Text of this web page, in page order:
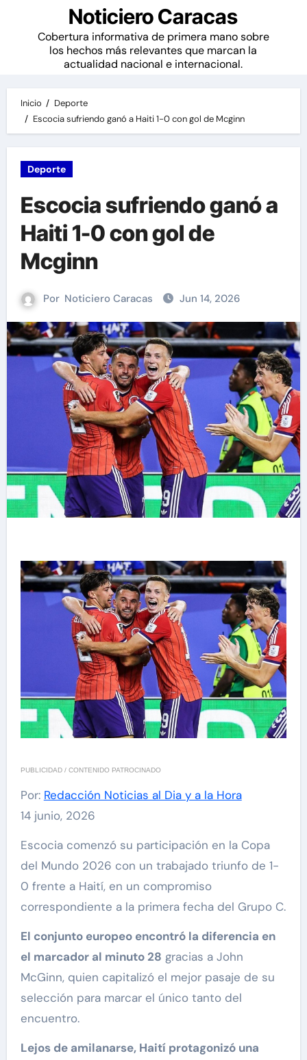
Noticiero Caracas
Cobertura informativa de primera mano sobre
los hechos más relevantes que marcan la
actualidad nacional e internacional.
Inicio
Deporte
Escocia sufriendo ganó a Haiti 1-0 con gol de Mcginn
Deporte
Escocia sufriendo ganó a
Haiti 1-0 con gol de
Mcginn
Por Noticiero Caracas Jun 14, 2026
PUBLICIDAD / CONTENIDO PATROCINADO
Por: Redacción Noticias al Dia y a la Hora
14 junio, 2026
Escocia comenzó su participación en la Copa
del Mundo 2026 con un trabajado triunfo de 1-
0 frente a Haití, en un compromiso
correspondiente a la primera fecha del Grupo C.
El conjunto europeo encontró la diferencia en
el marcador al minuto 28 gracias a John
McGinn, quien capitalizó el mejor pasaje de su
selección para marcar el único tanto del
encuentro.
Lejos de amilanarse, Haití protagonizó una